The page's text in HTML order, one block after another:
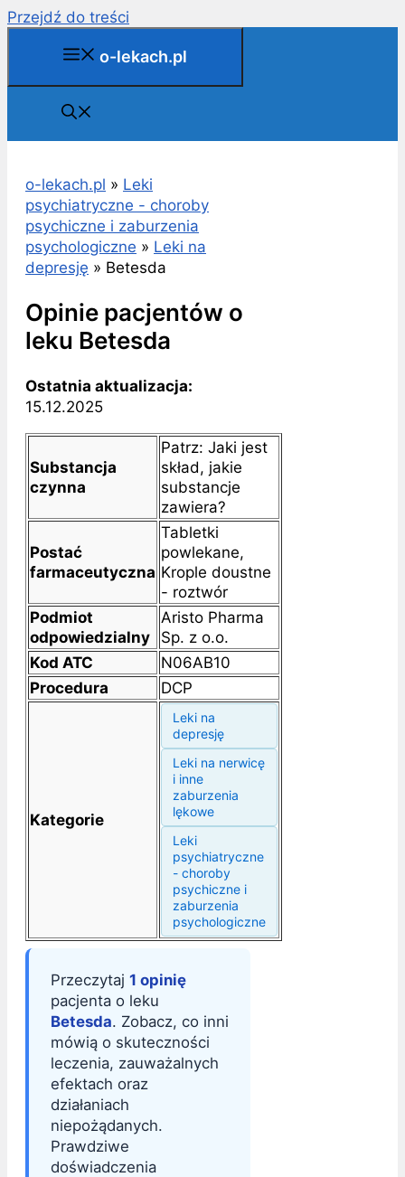
Przejdź do treści
o-lekach.pl
o-lekach.pl » Leki
psychiatryczne - choroby
psychiczne i zaburzenia
psychologiczne » Leki na
depresję » Betesda
Opinie pacjentów o
leku Betesda
Ostatnia aktualizacja:
15.12.2025
Substancja
czynna
Patrz: Jaki jest
skład, jakie
substancje
zawiera?
Postać
farmaceutyczna
Tabletki
powlekane,
Krople doustne
- roztwór
Podmiot
odpowiedzialny
Aristo Pharma
Sp. z o.o.
Kod ATC
N06AB10
Procedura
DCP
Kategorie
Leki na
depresję
Leki na nerwicę
i inne
zaburzenia
lękowe
Leki
psychiatryczne
- choroby
psychiczne i
zaburzenia
psychologiczne
Przeczytaj 1 opinię
pacjenta o leku
Betesda. Zobacz, co inni
mówią o skuteczności
leczenia, zauważalnych
efektach oraz
działaniach
niepożądanych.
Prawdziwe
doświadczenia